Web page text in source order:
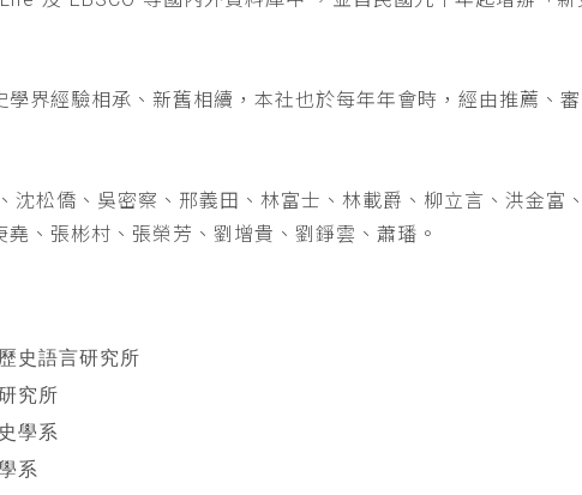
學界經驗相承、新舊相續，本社也於每年年會時，經由推薦、
沈松僑、吳密察、邢義田、林富士、林載爵、柳立言、洪金富
、張彬村、張榮芳、劉增貴、劉錚雲、蕭璠。
史語言研究所
究所
學系
系